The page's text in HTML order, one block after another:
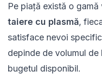
Pe piață există o gamă
taiere cu plasmă,
satisface nevoi
depinde de volumul de
bugetul disponibil.